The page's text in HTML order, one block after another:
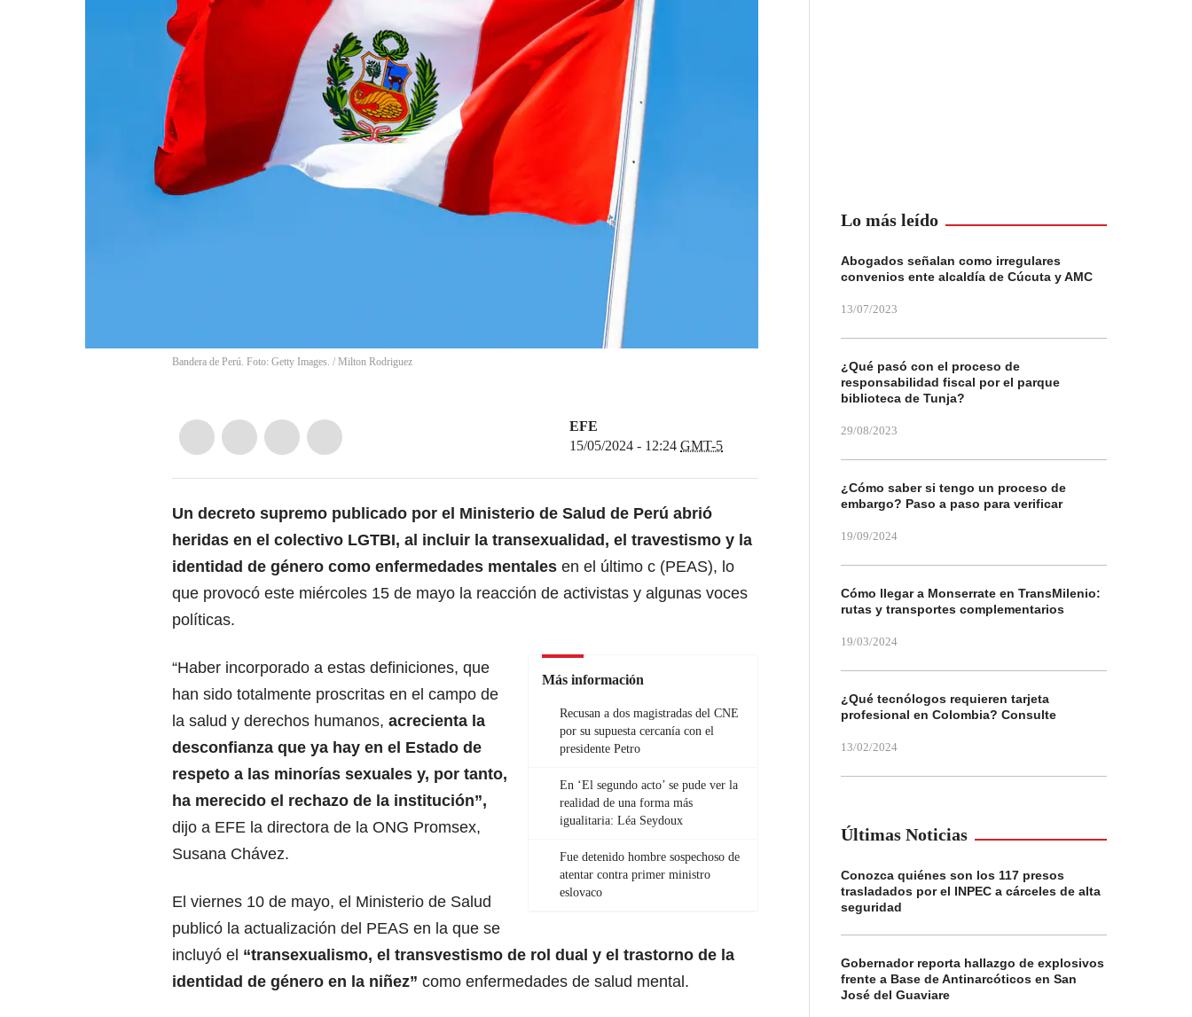
Bandera de Perú. Foto: Getty Images. / Milton Rodriguez
EFE
15/05/2024 - 12:24 GMT-5
Un decreto supremo publicado por el Ministerio de Salud de Perú abrió
heridas en el colectivo LGTBI, al incluir la transexualidad , el travestismo y la
identidad de género como enfermedades mentales en el último c (PEAS), lo
que provocó este miércoles 15 de mayo la reacción de activistas y algunas voces
políticas.
Más información
Recusan a dos magistradas del CNE
por su supuesta cercanía con el
presidente Petro
En ‘El segundo acto’ se pude ver la
realidad de una forma más
igualitaria: Léa Seydoux
Fue detenido hombre sospechoso de
atentar contra primer ministro
eslovaco
“Haber incorporado a estas definiciones, que
han sido totalmente proscritas en el campo de
la salud y derechos humanos, acrecienta la
desconfianza que ya hay en el Estado de
respeto a las minorías sexuales y, por tanto,
ha merecido el rechazo de la institución”,
dijo a EFE la directora de la ONG Promsex,
Susana Chávez.
El viernes 10 de mayo, el Ministerio de Salud
publicó la actualización del PEAS en la que se
incluyó el “transexualismo, el transvestismo de rol dual y el trastorno de la
identidad de género en la niñez” como enfermedades de salud mental.
Lo más leído
Abogados señalan como irregulares
convenios ente alcaldía de Cúcuta y AMC
13/07/2023
¿Qué pasó con el proceso de
responsabilidad fiscal por el parque
biblioteca de Tunja?
29/08/2023
¿Cómo saber si tengo un proceso de
embargo? Paso a paso para verificar
19/09/2024
Cómo llegar a Monserrate en TransMilenio:
rutas y transportes complementarios
19/03/2024
¿Qué tecnólogos requieren tarjeta
profesional en Colombia? Consulte
13/02/2024
Últimas Noticias
Conozca quiénes son los 117 presos
trasladados por el INPEC a cárceles de alta
seguridad
Gobernador reporta hallazgo de explosivos
frente a Base de Antinarcóticos en San
José del Guaviare